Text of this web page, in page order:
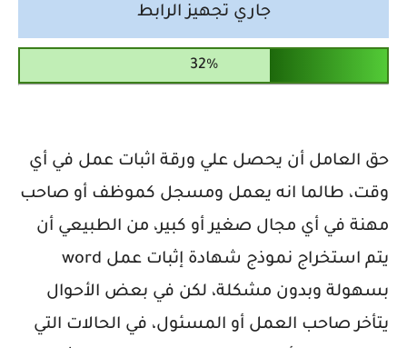
جاري تجهيز الرابط
حق العامل أن يحصل علي ورقة اثبات عمل في أي
وقت، طالما انه يعمل ومسجل كموظف أو صاحب
مهنة في أي مجال صغير أو كبير، من الطبيعي أن
يتم استخراج نموذج شهادة إثبات عمل word
بسهولة وبدون مشكلة، لكن في بعض الأحوال
يتأخر صاحب العمل أو المسئول، في الحالات التي